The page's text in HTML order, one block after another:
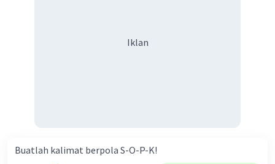
Iklan
Buatlah kalimat berpola S-O-P-K!